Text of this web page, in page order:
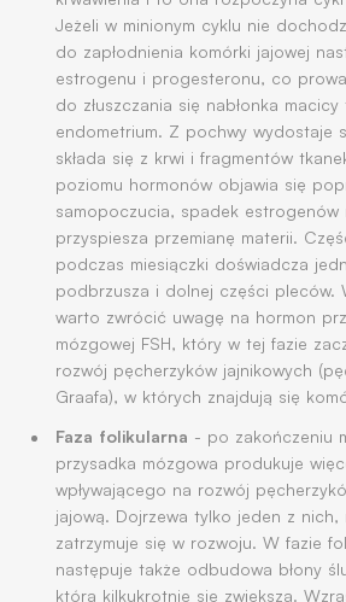
Jeżeli w minionym cyklu nie
do zapłodnienia komórki jajowej
estrogenu i progesteronu, co
do złuszczania się nabłonka macicy
endometrium. Z pochwy wydostaje
składa się z krwi i fragmentów
poziomu hormonów objawia się
samopoczucia, spadek estrogenów
przyspiesza przemianę materii.
podczas miesiączki doświadcza
podbrzusza i dolnej części pleców.
warto zwrócić uwagę na hormon
mózgowej FSH, który w tej fazie
rozwój pęcherzyków jajnikowych
Graafa), w których znajdują się
Faza folikularna - po zakończeniu
przysadka mózgowa produkuje
wpływającego na rozwój
jajową. Dojrzewa tylko jeden z nich,
zatrzymuje się w rozwoju. W fazie
następuje także odbudowa błony
która kilkukrotnie się zwiększa.